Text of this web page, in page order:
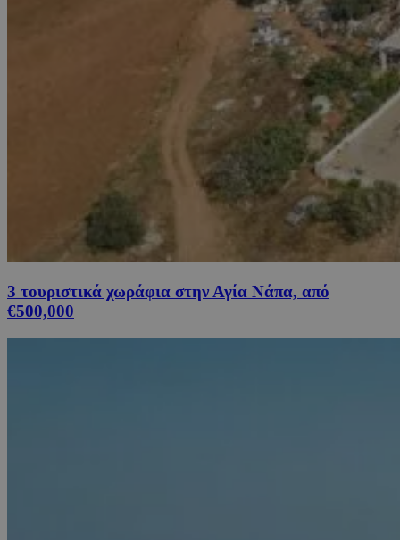
3 τουριστικά χωράφια στην Αγία Νάπα, από
€500,000